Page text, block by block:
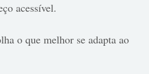
acessível.
o que melhor se adapta ao